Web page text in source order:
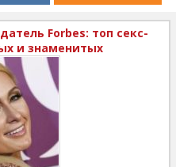
Forbes: топ секс-
и знаменитых